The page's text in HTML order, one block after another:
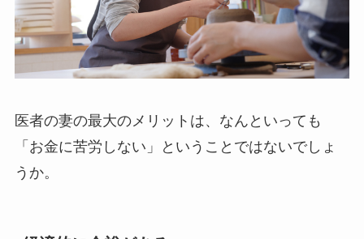
医者の妻の最大のメリットは、なんといっても
「お金に苦労しない」ということではないでしょ
うか。